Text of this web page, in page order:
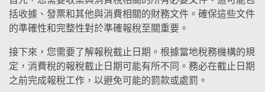
括收據、發票和其他與消費相關的財務文件。確保這些文件
的準確性和完整性對於準確報稅至關重要。
接下來，您需要了解報稅截止日期。根據當地稅務機構的規
定，消費稅的報稅截止日期可能有所不同。務必在截止日期
之前完成報稅工作，以避免可能的罰款或處罰。